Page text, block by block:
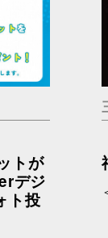
トが
デジ
ト投